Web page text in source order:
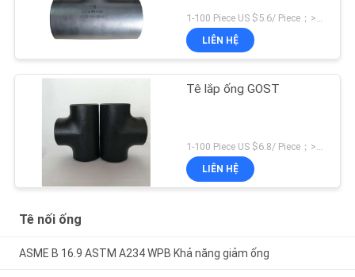
LIÊN HỆ
Tê lắp ống GOST
1-100 Piece US $6.8/ Piece；>100 Pieces US $5.4/ Piece MOQ:1 miếng
LIÊN HỆ
Tê nối ống
ASME B 16.9 ASTM A234 WPB Khả năng giảm ống